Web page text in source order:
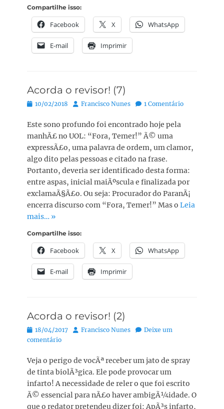
Compartilhe isso:
Facebook X WhatsApp
E-mail Imprimir
Acorda o revisor! (7)
Posted
10/02/2018 Autor:
Francisco Nunes 1 Comentário
Este sono profundo foi encontrado hoje pela
manhÃ£ no UOL: “Fora, Temer!” Ã© uma
expressÃ£o, uma palavra de ordem, um clamor,
algo dito pelas pessoas e citado na frase.
Portanto, deveria ser identificado desta forma:
entre aspas, inicial maiÃºscula e finalizada por
exclamaÃ§Ã£o. Ou seja: Procurador do ParanÃ¡
encerra discurso com “Fora, Temer!” Mas o Leia
mais… »
Compartilhe isso:
Facebook X WhatsApp
E-mail Imprimir
Acorda o revisor! (2)
Posted
on
18/04/2017 Autor:
Francisco Nunes
Deixe um
comentário
Veja o perigo de vocÃª receber um jato de spray
de tinta biolÃ³gica. Ele pode provocar um
infarto! A necessidade de reler o que foi escrito
Ã© essencial para nÃ£o haver ambigÃ¼idade. O
que o redator pretendeu dizer foi: ApÃ³s infarto,